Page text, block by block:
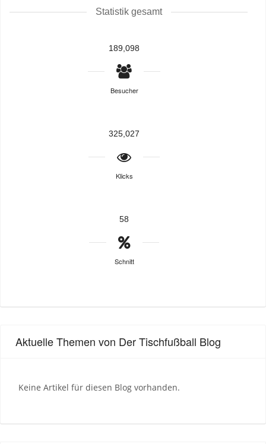
Statistik gesamt
189,098
Besucher
325,027
Klicks
58
Schnitt
Aktuelle Themen von Der Tischfußball Blog
Keine Artikel für diesen Blog vorhanden.